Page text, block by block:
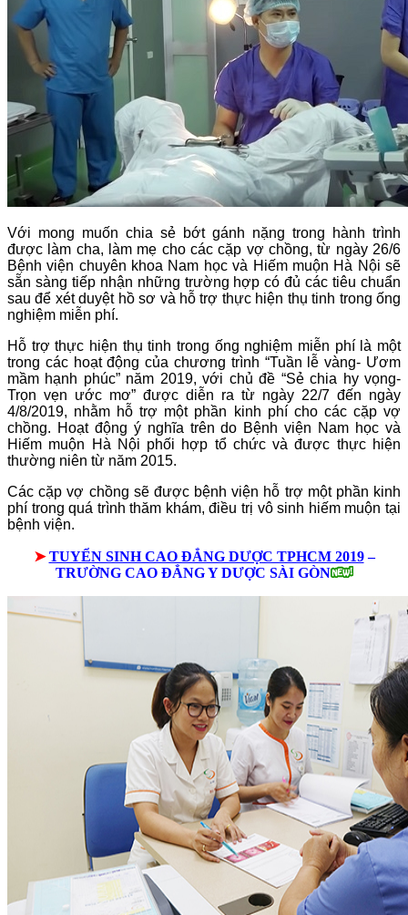
Với mong muốn chia sẻ bớt gánh nặng trong hành trình
được làm cha, làm mẹ cho các cặp vợ chồng, từ ngày 26/6
Bệnh viện chuyên khoa Nam học và Hiếm muộn Hà Nội sẽ
sẵn sàng tiếp nhận những trường hợp có đủ các tiêu chuẩn
sau để xét duyệt hồ sơ và hỗ trợ thực hiện thụ tinh trong ống
nghiệm miễn phí.
Hỗ trợ thực hiện thụ tinh trong ống nghiệm miễn phí là một
trong các hoạt động của chương trình “Tuần lễ vàng- Ươm
mầm hạnh phúc” năm 2019, với chủ đề “Sẻ chia hy vọng-
Trọn vẹn ước mơ” được diễn ra từ ngày 22/7 đến ngày
4/8/2019, nhằm hỗ trợ một phần kinh phí cho các cặp vợ
chồng. Hoạt động ý nghĩa trên do Bệnh viện Nam học và
Hiếm muộn Hà Nội phối hợp tổ chức và được thực hiện
thường niên từ năm 2015.
Các cặp vợ chồng sẽ được bệnh viện hỗ trợ một phần kinh
phí trong quá trình thăm khám, điều trị vô sinh hiếm muộn tại
bệnh viện.
➤TUYỂN SINH CAO ĐẲNG DƯỢC TPHCM 2019–
TRƯỜNG CAO ĐẲNG Y DƯỢC SÀI GÒN